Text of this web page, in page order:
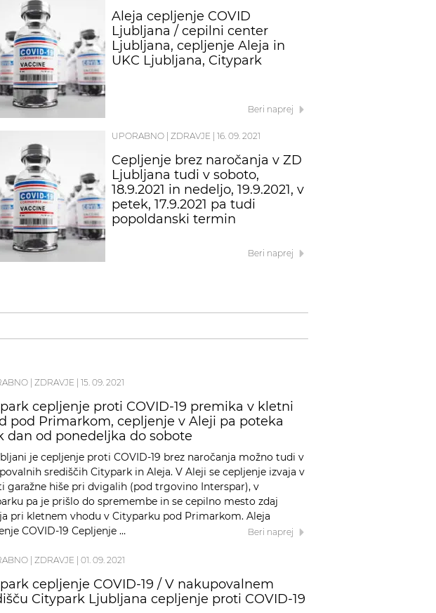
Aleja cepljenje COVID
Ljubljana / cepilni center
Ljubljana, cepljenje Aleja in
UKC Ljubljana, Citypark
Beri naprej
UPORABNO| ZDRAVJE 16. 09. 2021
Cepljenje brez naročanja v ZD
Ljubljana tudi v soboto,
18.9.2021 in nedeljo, 19.9.2021, v
petek, 17.9.2021 pa tudi
popoldanski termin
Beri naprej
ZDRAVJE 15. 09. 2021
cepljenje proti COVID-19 premika v kletni
pod Primarkom, cepljenje v Aleji pa poteka
dan od ponedeljka do sobote
je cepljenje proti COVID-19 brez naročanja možno tudi v
središčih Citypark in Aleja. V Aleji se cepljenje izvaja v
garažne hiše pri dvigalih (pod trgovino Interspar), v
pa je prišlo do spremembe in se cepilno mesto zdaj
pri kletnem vhodu v Cityparku pod Primarkom. Aleja
COVID-19 Cepljenje …
Beri naprej
ZDRAVJE 01. 09. 2021
cepljenje COVID-19 / V nakupovalnem
Citypark Ljubljana cepljenje proti COVID-19